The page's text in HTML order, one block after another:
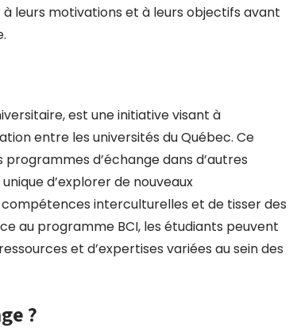
leurs motivations et à leurs objectifs avant
est une initiative visant à
entre les universités du Québec. Ce
d’échange dans d’autres
d’explorer de nouveaux
interculturelles et de tisser des
au programme BCI, les étudiants peuvent
et d’expertises variées au sein des
?